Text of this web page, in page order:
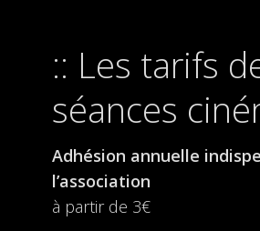
Les tarifs
séances
Adhésion annuelle
l’association
à partir de 3€